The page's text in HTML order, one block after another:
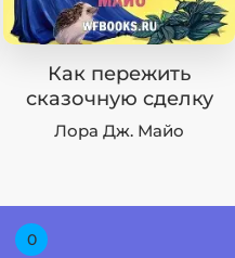
Как пережить
сказочную сделку
Лора Дж. Майо
0